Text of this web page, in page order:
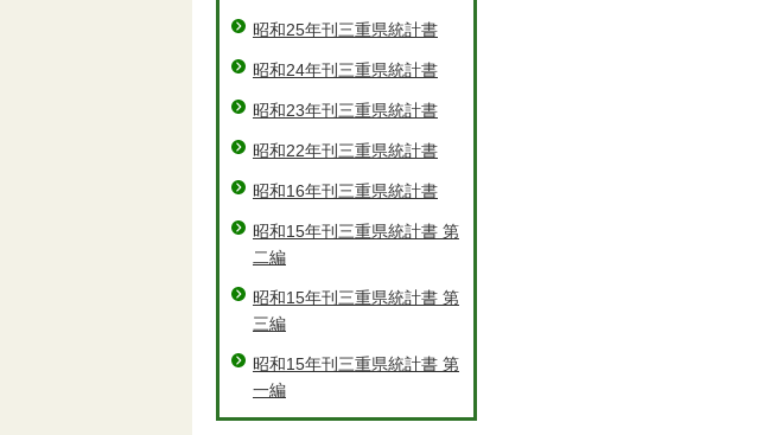
昭和25年刊三重県統計書
昭和24年刊三重県統計書
昭和23年刊三重県統計書
昭和22年刊三重県統計書
昭和16年刊三重県統計書
昭和15年刊三重県統計書 第
二編
昭和15年刊三重県統計書 第
三編
昭和15年刊三重県統計書 第
一編